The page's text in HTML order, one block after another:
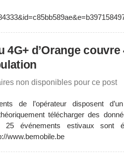
4G+ d’Orange couvre
non disponibles pour ce post
de l’opérateur disposent
télécharger des
événements estivaux sont
www.bemobile.be